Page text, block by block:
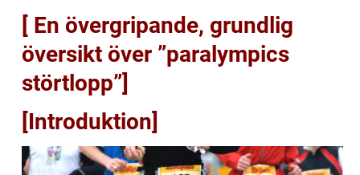
[ En övergripande, grundlig
översikt över ”paralympics
störtlopp”]
[Introduktion]